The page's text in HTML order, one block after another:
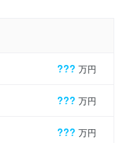
??? 万円
??? 万円
??? 万円